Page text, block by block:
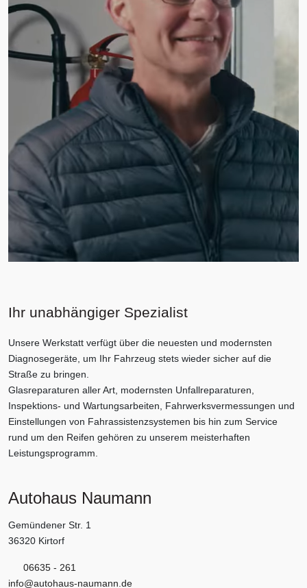
Ihr unabhängiger Spezialist
Unsere Werkstatt verfügt über die neuesten und modernsten
Diagnosegeräte, um Ihr Fahrzeug stets wieder sicher auf die
Straße zu bringen.
Glasreparaturen aller Art, modernsten Unfallreparaturen,
Inspektions- und Wartungsarbeiten, Fahrwerksvermessungen und
Einstellungen von Fahrassistenzsystemen bis hin zum Service
rund um den Reifen gehören zu unserem meisterhaften
Leistungsprogramm.
Autohaus Naumann
Gemündener Str. 1
36320 Kirtorf
06635 - 261
info@autohaus-naumann.de